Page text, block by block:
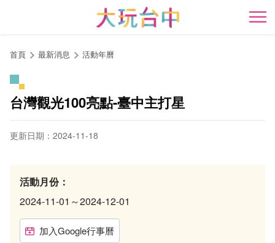
開
首頁 最新消息 活動年曆
台灣觀光100亮點-臺中主打星
更新日期：2024-11-18
活動月份：
2024-11-01～2024-12-01
加入Google行事曆